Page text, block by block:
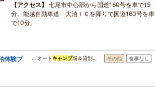
アクセス
七尾市中心部から国道160号を車で15
分。能越自動車道 大泊ＩＣを降りて国道160号を車
で10分。
体験プ
… オート キャンプ場＆貸別… その他 食事なし